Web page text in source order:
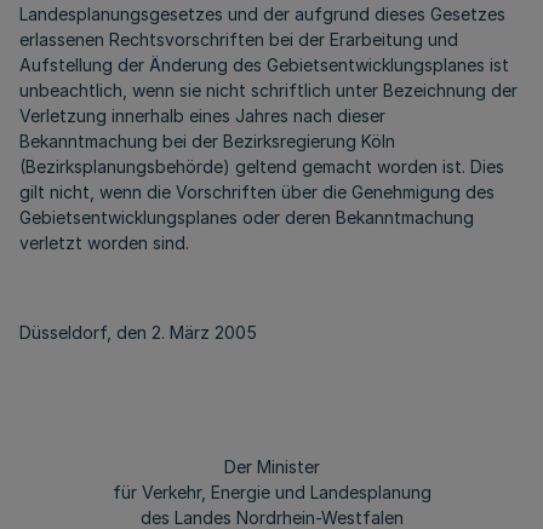
Landesplanungsgesetzes und der aufgrund dieses Gesetzes
erlassenen Rechtsvorschriften bei der Erarbeitung und
Aufstellung der Änderung des Gebietsentwicklungsplanes ist
unbeachtlich, wenn sie nicht schriftlich unter Bezeichnung der
Verletzung innerhalb eines Jahres nach dieser
Bekanntmachung bei der Bezirksregierung Köln
(Bezirksplanungsbehörde) geltend gemacht worden ist. Dies
gilt nicht, wenn die Vorschriften über die Genehmigung des
Gebietsentwicklungsplanes oder deren Bekanntmachung
verletzt worden sind.
Düsseldorf, den 2. März 2005
Der Minister
für Verkehr, Energie und Landesplanung
des Landes Nordrhein-Westfalen